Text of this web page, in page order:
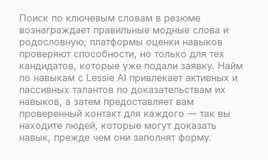
Поиск по ключевым словам в резюме
вознаграждает правильные модные слова и
родословную; платформы оценки навыков
проверяют способности, но только для тех
кандидатов, которые уже подали заявку. Найм
по навыкам с Lessie AI привлекает активных и
пассивных талантов по доказательствам их
навыков, а затем предоставляет вам
проверенный контакт для каждого — так вы
находите людей, которые могут доказать
навык, прежде чем они заполнят форму.